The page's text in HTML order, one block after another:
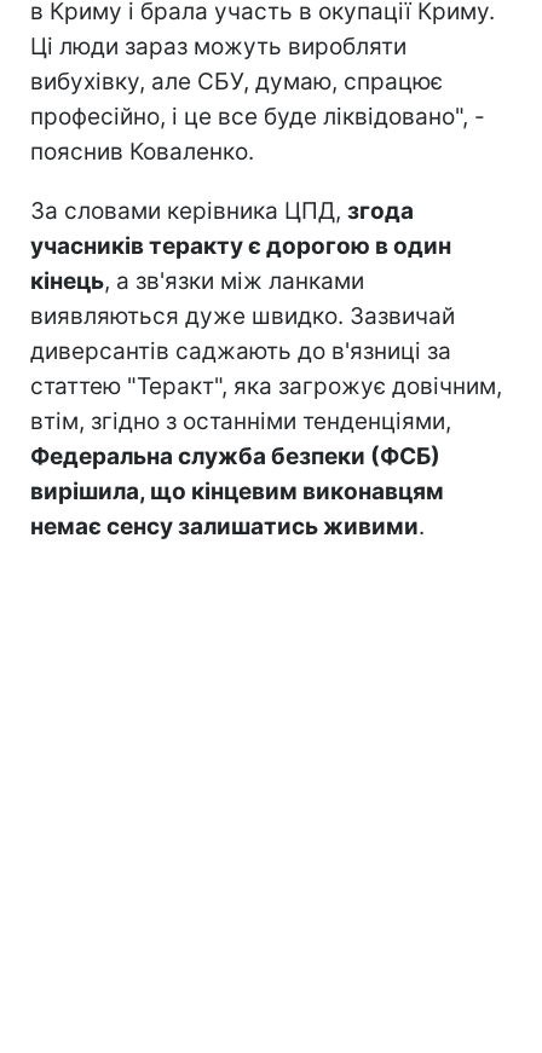
в Криму і брала участь в окупації Криму.
Ці люди зараз можуть виробляти
вибухівку, але СБУ, думаю, спрацює
професійно, і це все буде ліквідовано", -
пояснив Коваленко.
За словами керівника ЦПД, згода
учасників теракту є дорогою в один
кінець, а зв'язки між ланками
виявляються дуже швидко. Зазвичай
диверсантів саджають до в'язниці за
статтею "Теракт", яка загрожує довічним,
втім, згідно з останніми тенденціями,
Федеральна служба безпеки (ФСБ)
вирішила, що кінцевим виконавцям
немає сенсу залишатись живими.